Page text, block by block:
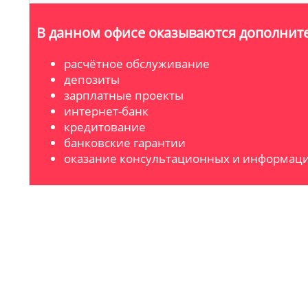
В данном офисе оказываются
расчётное обслуживание
депозиты
зарплатные проекты
интернет-банк
кредитование
банковские гарантии
оказание консультационных и